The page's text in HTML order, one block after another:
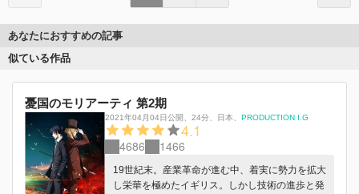
あなたにおすすめの記事
似ている作品
憂国のモリアーティ 第2期
2021年04月04日公開、 24分、 日本、 PRODUCTION I.G
4.1
4686 1466
19世紀末。産業革命が進む中、着実に勢力を拡大
し栄華を極めたイギリス。しかし技術の進歩と発